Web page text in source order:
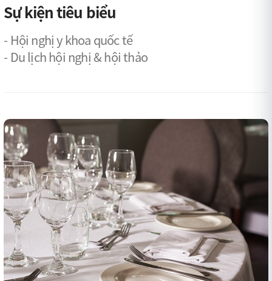
Sự kiện tiêu biểu
- Hội nghị y khoa quốc tế
- Du lịch hội nghị & hội thảo